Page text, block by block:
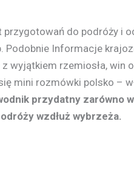
przygotowań do podróży i
Podobnie Informacje
wyjątkiem rzemiosła, win
mini rozmówki polsko –
przydatny zarówno
wzdłuż wybrzeża.